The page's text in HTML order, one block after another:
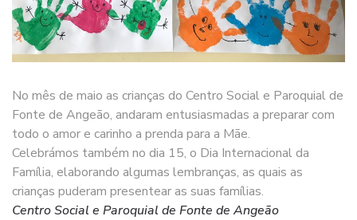
No mês de maio as crianças do Centro Social e Paroquial de
Fonte de Angeão, andaram entusiasmadas a preparar com
todo o amor e carinho a prenda para a Mãe.
Celebrámos também no dia 15, o Dia Internacional da
Família, elaborando algumas lembranças, as quais as
crianças puderam presentear as suas famílias.
Centro Social e Paroquial de Fonte de Angeão